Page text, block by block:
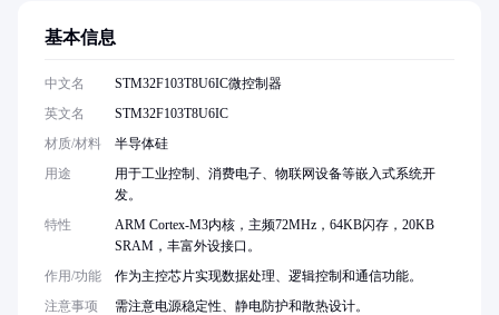
基本信息
中文名
STM32F103T8U6IC微控制器
英文名
STM32F103T8U6IC
材质/材料
半导体硅
用途
用于工业控制、消费电子、物联网设备等嵌入式系统开
发。
特性
ARM Cortex-M3内核，主频72MHz，64KB闪存，20KB
SRAM，丰富外设接口。
作用/功能
作为主控芯片实现数据处理、逻辑控制和通信功能。
注意事项
需注意电源稳定性、静电防护和散热设计。